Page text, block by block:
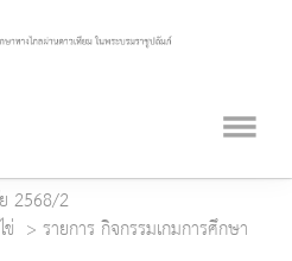
2568/2
รายการ กิจกรรมเกมการศึกษา